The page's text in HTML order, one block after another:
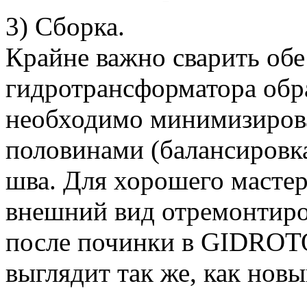
3) Сборка.
Крайне важно сварить
гидротрансформатора
необходимо
половинами
шва. Для хорошего
внешний вид
после починки в
выглядит так же, как